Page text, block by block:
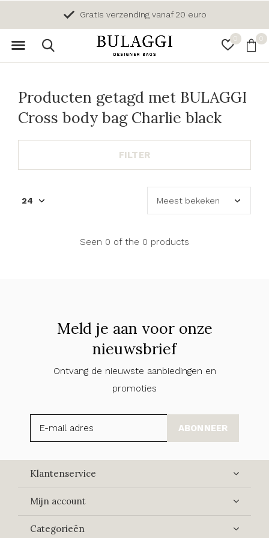
0 0
Gratis verzending vanaf 20 euro
Producten getagd met BULAGGI
Cross body bag Charlie black
FILTER
Seen 0 of the 0 products
Meld je aan voor onze
nieuwsbrief
Ontvang de nieuwste aanbiedingen en
promoties
ABONNEER
Klantenservice
Mijn account
Categorieën